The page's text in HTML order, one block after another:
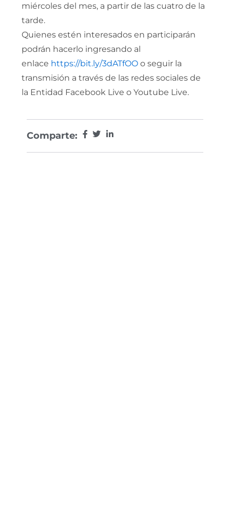
miércoles del mes, a partir de las cuatro de la
tarde.
Quienes estén interesados en participarán
podrán hacerlo ingresando al
enlace https://bit.ly/3dATfOO o seguir la
transmisión a través de las redes sociales de
la Entidad Facebook Live o Youtube Live.
Comparte: